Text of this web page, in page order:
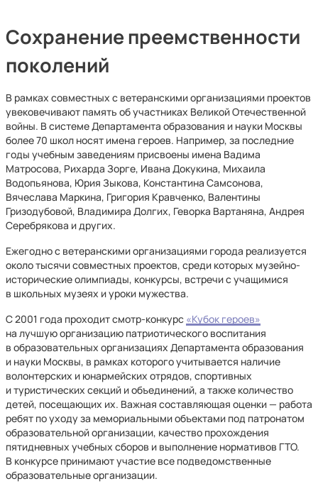
Сохранение преемственности
поколений
В рамках совместных с ветеранскими организациями проектов
увековечивают память об участниках Великой Отечественной
войны. В системе Департамента образования и науки Москвы
более 70 школ носят имена героев. Например, за последние
годы учебным заведениям присвоены имена Вадима
Матросова, Рихарда Зорге, Ивана Докукина, Михаила
Водопьянова, Юрия Зыкова, Константина Самсонова,
Вячеслава Маркина, Григория Кравченко, Валентины
Гризодубовой, Владимира Долгих, Геворка Вартаняна, Андрея
Серебрякова и других.
Ежегодно с ветеранскими организациями города реализуется
около тысячи совместных проектов, среди которых музейно-
исторические олимпиады, конкурсы, встречи с учащимися
в школьных музеях и уроки мужества.
С 2001 года проходит смотр-конкурс «Кубок героев»
на лучшую организацию патриотического воспитания
в образовательных организациях Департамента образования
и науки Москвы, в рамках которого учитывается наличие
волонтерских и юнармейских отрядов, спортивных
и туристических секций и объединений, а также количество
детей, посещающих их. Важная составляющая оценки — работа
ребят по уходу за мемориальными объектами под патронатом
образовательной организации, качество прохождения
пятидневных учебных сборов и выполнение нормативов ГТО.
В конкурсе принимают участие все подведомственные
образовательные организации.